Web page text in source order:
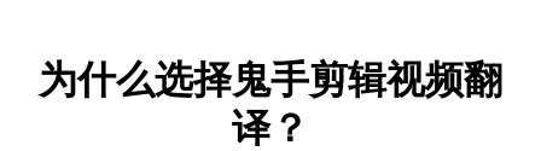
为什么选择鬼手剪辑视频翻
译？